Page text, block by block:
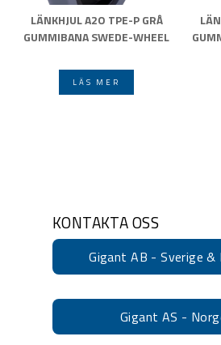
LÄNKHJUL A2O TPE-P GRÅ
GUMMIBANA SWEDE-WHEEL
LÄS MER
KONTAKTA OSS
Gigant AB - Sverige &
Gigant AS -